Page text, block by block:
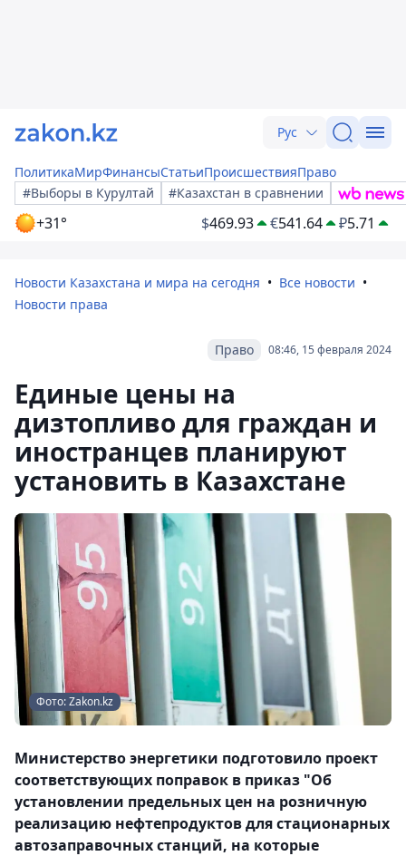
Рус
ПолитикаМирФинансыСтатьиПроисшествияПраво
#Выборы в Курултай
#Казахстан в сравнении
+31° $469.93 €541.64 ₽5.71
Новости Казахстана и мира на сегодня
Все новости
Новости права
08:46, 15 февраля 2024
Право
Единые цены на
дизтопливо для граждан и
иностранцев планируют
установить в Казахстане
Фото: Zakon.kz
Министерство энергетики подготовило проект
соответствующих поправок в приказ "Об
установлении предельных цен на розничную
реализацию нефтепродуктов для стационарных
автозаправочных станций, на которые